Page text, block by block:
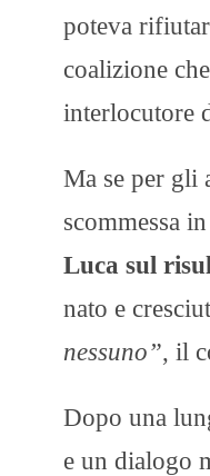
poteva
coalizione
interlocutore
Ma se per gli
scommessa
Luca sul
nato e
nessuno”, il
Dopo una
e un dialogo